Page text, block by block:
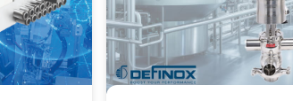
D-LUX - Casovac D-LUX 110-240AC/DC
Add to existing cart row Add as new cart row